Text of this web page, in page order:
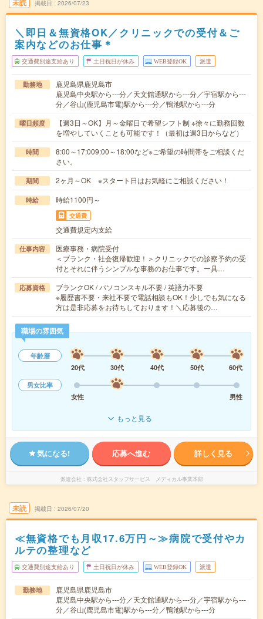
未読 掲載日 2026/07/23
＼即日＆無資格OK／クリニックでの受付＆ご
案内などのお仕事＊
交通費別途支給あり 土日祝日が休み WEB登録OK 派遣
勤務地
鹿児島県鹿児島市
鹿児島中央駅から---分／天文館通駅から---分／宇宿駅から---
分／谷山(鹿児島市電)駅から---分／鴨池駅から---分
曜日頻度
【週3日～OK】月～金曜日で希望シフト制 ※徐々に勤務回数
を増やしていくことも可能です！（最初は週3日からなど）
時間
8:00～17:009:00～18:00など※ご希望の時間帯をご相談くだ
さい。
期間 2ヶ月～OK ※スタート日はお気軽にご相談ください！
時給 時給1100円～
交通費
交通費規定内支給
仕事内容
医療事務・病院受付
＜ブランク・社会復帰歓迎！＞クリニックでの診察予約の受
付とそれに伴うシンプルな事務のお仕事です。ー具…
応募資格
ブランクOK / パソコンスキル不要 / 英語力不要
※履歴書不要・来社不要で電話相談もOK！少しでも気になる
方は是非応募をお待ちしております！＼応募後の…
職場の雰囲気
年齢層
20代
30代 40代 50代
60代
男女比率
女性
男性
もっと見る
気になる! 応募へ進む 詳しく見る
派遣会社 株式会社スタッフサービス メディカル事業本部
未読 掲載日 2026/07/20
≪無資格でも月収17.6万円～≫病院で受付やカ
ルテの整理など
交通費別途支給あり 土日祝日が休み WEB登録OK 派遣
勤務地
鹿児島県鹿児島市
鹿児島中央駅から---分／天文館通駅から---分／宇宿駅から---
分／谷山(鹿児島市電)駅から---分／鴨池駅から---分